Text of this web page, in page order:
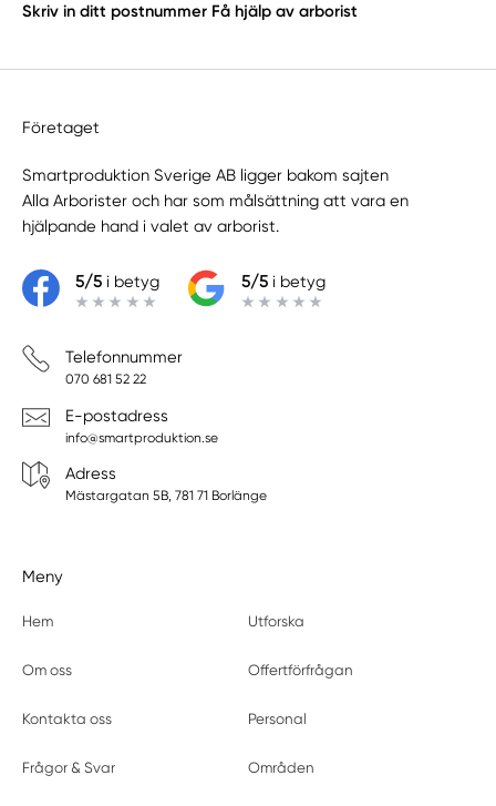
Skriv in ditt postnummer Få hjälp av arborist
Företaget
Smartproduktion Sverige AB ligger bakom sajten
Alla Arborister och har som målsättning att vara en
hjälpande hand i valet av arborist.
5/5i betyg 5/5i betyg
Telefonnummer
070 681 52 22
E-postadress
info@smartproduktion.se
Adress
Mästargatan 5B, 781 71 Borlänge
Meny
Hem Utforska
Om oss Offertförfrågan
Kontakta oss Personal
Frågor & Svar Områden